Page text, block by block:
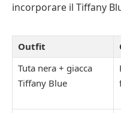
incorporare il Tiffany
Outfit
Tuta nera + giacca
Tiffany Blue